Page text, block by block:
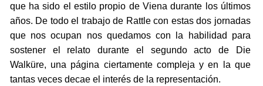
que ha sido el estilo propio de Viena durante los últimos
años. De todo el trabajo de Rattle con estas dos jornadas
que nos ocupan nos quedamos con la habilidad para
sostener el relato durante el segundo acto de Die
Walküre, una página ciertamente compleja y en la que
tantas veces decae el interés de la representación.